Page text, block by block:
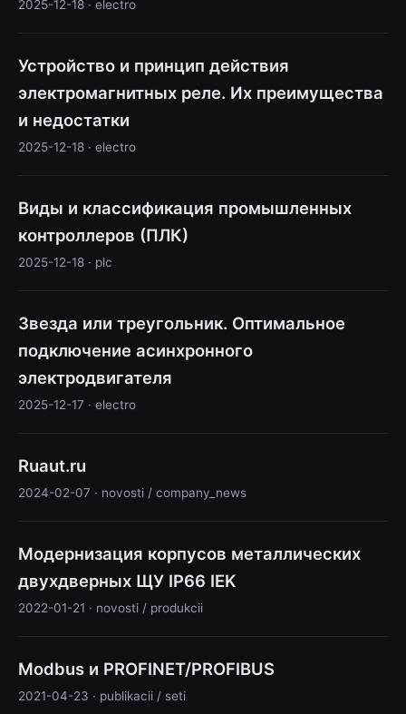
2025-12-18 · electro
Устройство и принцип действия
электромагнитных реле. Их преимущества
и недостатки
2025-12-18 · electro
Виды и классификация промышленных
контроллеров (ПЛК)
2025-12-18 · plc
Звезда или треугольник. Оптимальное
подключение асинхронного
электродвигателя
2025-12-17 · electro
Ruaut.ru
2024-02-07 · novosti / company_news
Модернизация корпусов металлических
двухдверных ЩУ IP66 IEK
2022-01-21 · novosti / produkcii
Modbus и PROFINET/PROFIBUS
2021-04-23 · publikacii / seti